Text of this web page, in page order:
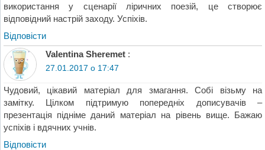
використання у сценарії ліричних поезій, це створює
відповідний настрій заходу. Успіхів.
Відповіcти
Valentina Sheremet :
27.01.2017 о 17:47
Чудовий, цікавий матеріал для змагання. Собі візьму на
замітку. Цілком підтримую попередніх дописувачів –
презентація підніме даний матеріал на рівень вище. Бажаю
успіхів і вдячних учнів.
Відповіcти